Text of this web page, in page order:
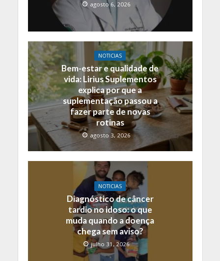
agosto 6, 2026
NOTICIAS
Bem-estar e qualidade de
vida: Lirius Suplementos
explica por que a
suplementação passou a
fazer parte de novas
rotinas
agosto 3, 2026
NOTICIAS
Diagnóstico de câncer
tardio no idoso: o que
muda quando a doença
chega sem aviso?
julho 31, 2026